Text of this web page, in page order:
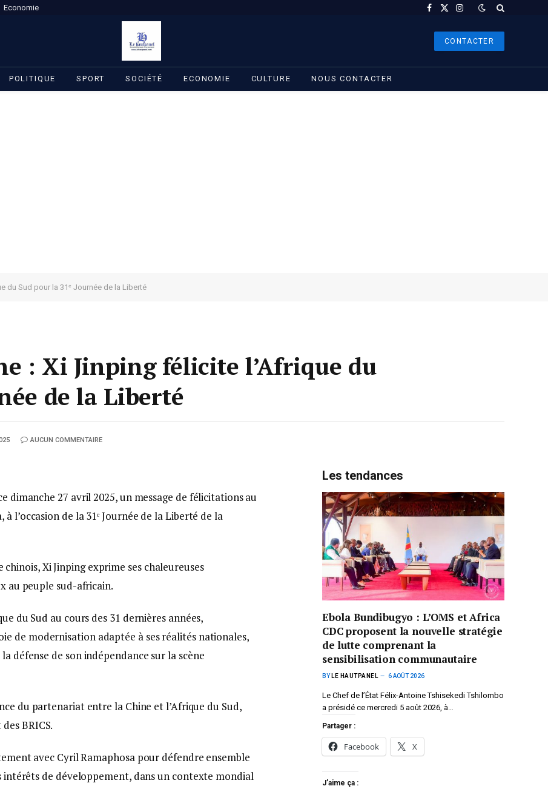
Economie Facebook
X
Instagram
CONTACTER
POLITIQUE SPORT SOCIÉTÉ ECONOMIE CULTURE NOUS CONTACTER
du Sud pour la 31ᵉ Journée de la Liberté
: Xi Jinping félicite l’Afrique du
de la Liberté
AUCUN COMMENTAIRE
dimanche 27 avril 2025, un message de félicitations au
l’occasion de la 31ᵉ Journée de la Liberté de la
Xi Jinping exprime ses chaleureuses
au peuple sud-africain.
du Sud au cours des 31 dernières années,
de modernisation adaptée à ses réalités nationales,
défense de son indépendance sur la scène
du partenariat entre la Chine et l’Afrique du Sud,
BRICS.
avec Cyril Ramaphosa pour défendre ensemble
de développement, dans un contexte mondial
Les tendances
Ebola Bundibugyo : L’OMS et Africa
CDC proposent la nouvelle stratégie
de lutte comprenant la
sensibilisation communautaire
BY LE HAUTPANEL 6 AOÛT 2026
Le Chef de l’État Félix-Antoine Tshisekedi Tshilombo
a présidé ce mercredi 5 août 2026, à…
Partager :
Facebook X
J’aime ça :